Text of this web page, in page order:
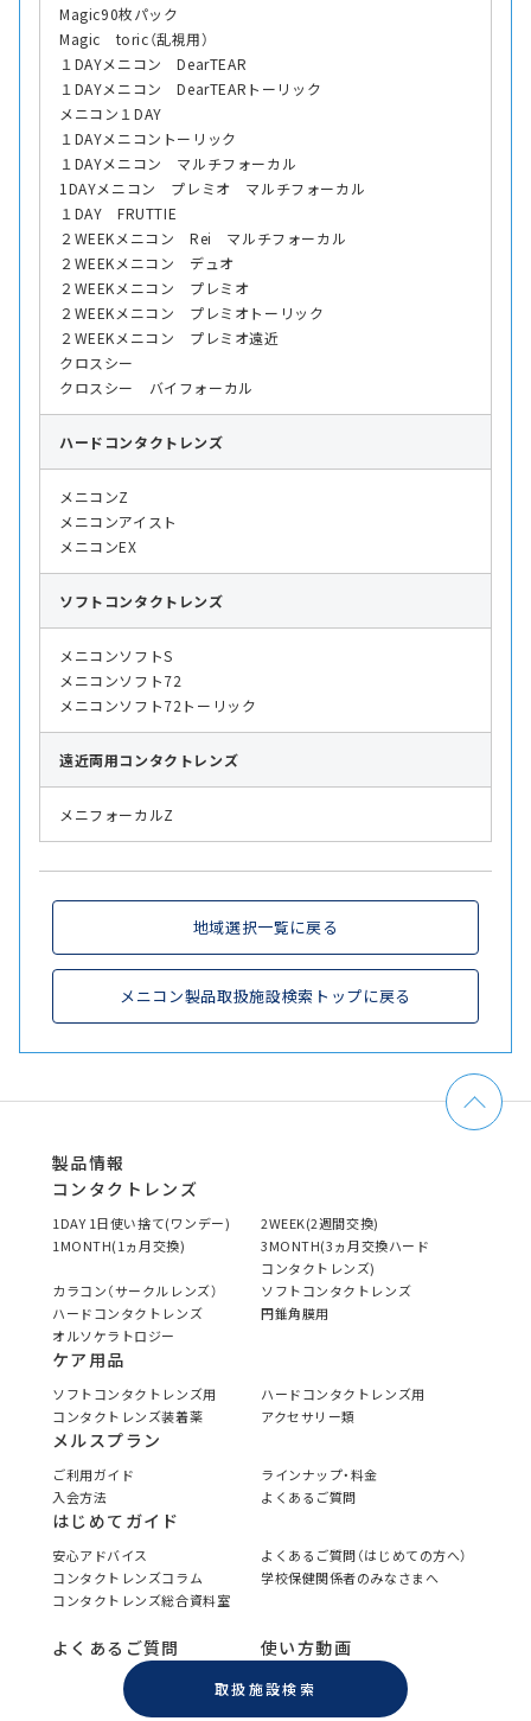
Magic90枚パック
Magic toric（乱視用）
１DAYメニコン DearTEAR
１DAYメニコン DearTEARトーリック
メニコン１DAY
１DAYメニコントーリック
１DAYメニコン マルチフォーカル
1DAYメニコン プレミオ マルチフォーカル
１DAY FRUTTIE
２WEEKメニコン Rei マルチフォーカル
２WEEKメニコン デュオ
２WEEKメニコン プレミオ
２WEEKメニコン プレミオトーリック
２WEEKメニコン プレミオ遠近
クロスシー
クロスシー バイフォーカル
ハード コンタクトレンズ
メニコンZ
メニコンアイスト
メニコンEX
ソフト コンタクトレンズ
メニコンソフトS
メニコンソフト72
メニコンソフト72トーリック
遠近両用コンタクトレンズ
メニフォーカルZ
地域選択一覧に戻る
メニコン製品取扱施設検索トップに戻る
製品情報
コンタクトレンズ
1DAY 1日使い捨て(ワンデー)
2WEEK(2週間交換)
1MONTH(1ヵ月交換)
3MONTH(3ヵ月交換ハード
コンタクトレンズ)
カラコン（サークルレンズ）
ソフトコンタクトレンズ
ハードコンタクトレンズ
円錐角膜用
オルソケラトロジー
ケア用品
ソフトコンタクトレンズ用
ハードコンタクトレンズ用
コンタクトレンズ装着薬
アクセサリー類
メルスプラン
ご利用ガイド
ラインナップ・料金
入会方法
よくあるご質問
はじめてガイド
安心アドバイス
よくあるご質問（はじめての方へ）
コンタクトレンズコラム
学校保健関係者のみなさまへ
コンタクトレンズ総合資料室
よくあるご質問 使い方動画
取扱施設検索